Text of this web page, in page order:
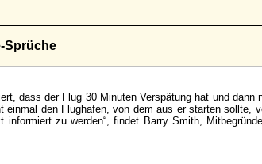
Sprüche
dass der Flug 30 Minuten Verspätung hat und
einmal den Flughafen, von dem aus er starten
informiert zu werden“, findet Barry Smith,